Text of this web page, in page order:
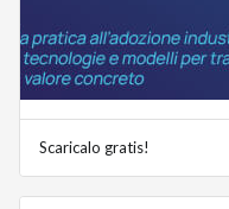
Scaricalo gratis!